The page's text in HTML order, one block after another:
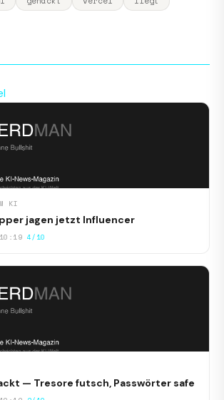
KI
jagen jetzt Influencer
4/10
— Tresore futsch, Passwörter safe